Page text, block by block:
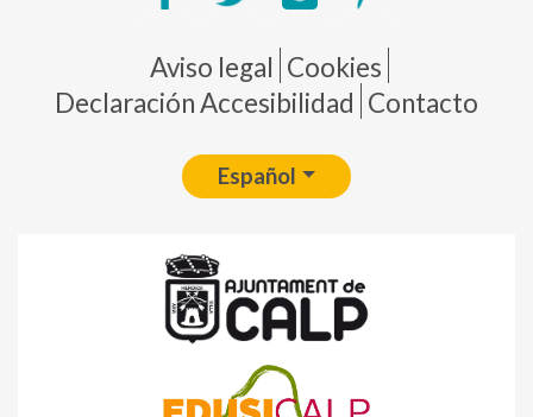
Pie de página
Aviso legal Cookies
Declaración Accesibilidad Contacto
Español